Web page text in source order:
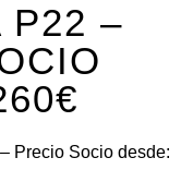
P22 –
Precio Socio desde: